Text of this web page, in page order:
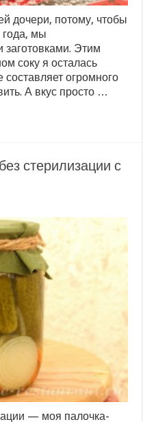
дочери, потому, чтобы
года, мы
Этим
соку я осталась
составляет огромного
А вкус просто …
стерилизации с
— моя палочка-